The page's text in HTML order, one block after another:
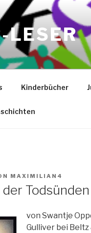
LESER
Kinderbücher
MAXIMILIAN4
Todsünden
von Swantje
Gulliver bei Beltz